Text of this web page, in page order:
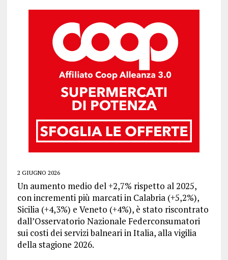
2 GIUGNO 2026
Un aumento medio del +2,7% rispetto al 2025,
con incrementi più marcati in Calabria (+5,2%),
Sicilia (+4,3%) e Veneto (+4%), è stato riscontrato
dall’Osservatorio Nazionale Federconsumatori
sui costi dei servizi balneari in Italia, alla vigilia
della stagione 2026.